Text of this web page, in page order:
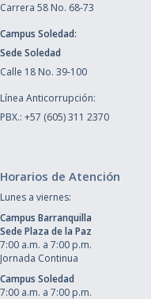
Carrera 58 No. 68-73
Campus Soledad:
Sede Soledad
Calle 18 No. 39-100
Línea Anticorrupción:
PBX.: +57 (605) 311 2370
Horarios de Atención
Lunes a viernes:
Campus Barranquilla
Sede Plaza de la Paz
7:00 a.m. a 7:00 p.m.
Jornada Continua
Campus Soledad
7:00 a.m. a 7:00 p.m.